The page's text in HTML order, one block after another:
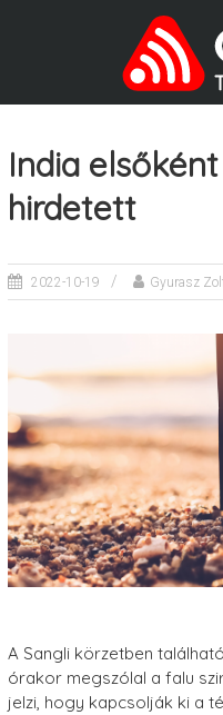
India
hirdetett
2022-10-19 Gyurasz
A Sangli körzetben
órakor megszólal a falu
jelzi, hogy kapcsolják ki a